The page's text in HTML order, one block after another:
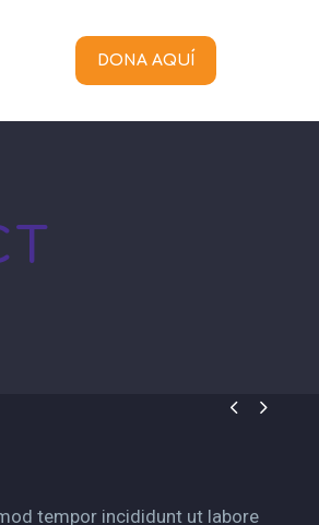
DONA AQUÍ
 
tempor incididunt ut labore